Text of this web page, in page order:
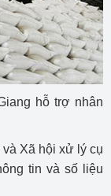
hỗ trợ nhân
Xã hội xử lý cụ
tin và số liệu